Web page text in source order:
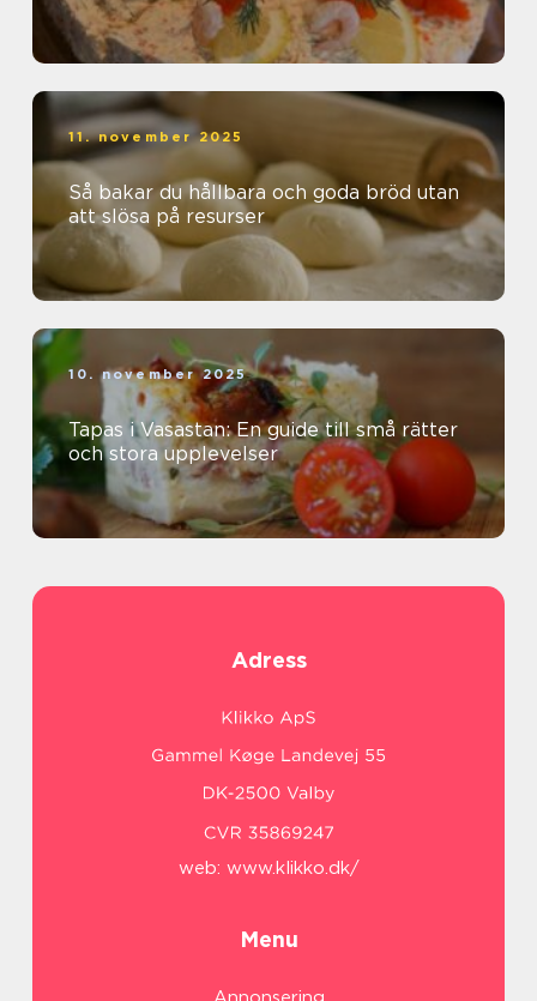
11. november 2025
Så bakar du hållbara och goda bröd utan
att slösa på resurser
10. november 2025
Tapas i Vasastan: En guide till små rätter
och stora upplevelser
Adress
web: www.klikko.dk/
Menu